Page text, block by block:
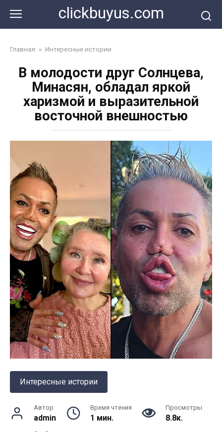
контенту
clickbuyus.com
Главная » Интересные истории
В молодости друг Солнцева,
Минасян, обладал яркой
харизмой и выразительной
восточной внешностью
Интересные истории
Автор
admin
Время чтения
1 мин.
Просмотры
8.8к.